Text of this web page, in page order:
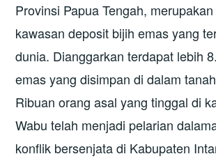
Provinsi Papua Tengah,
kawasan deposit bijih emas yang
dunia. Dianggarkan terdapat lebih
emas yang disimpan di dalam
Ribuan orang asal yang tinggal di
Wabu telah menjadi pelarian
konflik bersenjata di Kabupaten